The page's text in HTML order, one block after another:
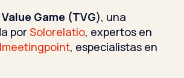
Game (TVG), una
por Solorelatio, expertos en
, especialistas en